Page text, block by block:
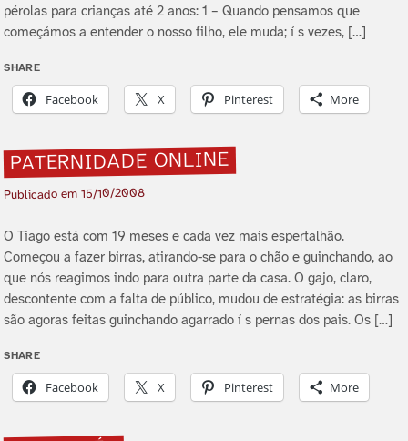
pérolas para crianças até 2 anos: 1 – Quando pensamos que
começámos a entender o nosso filho, ele muda; í s vezes, […]
SHARE
Facebook X Pinterest More
PATERNIDADE ONLINE
Publicado em15/10/2008
O Tiago está com 19 meses e cada vez mais espertalhão.
Começou a fazer birras, atirando-se para o chão e guinchando, ao
que nós reagimos indo para outra parte da casa. O gajo, claro,
descontente com a falta de público, mudou de estratégia: as birras
são agoras feitas guinchando agarrado í s pernas dos pais. Os […]
SHARE
Facebook X Pinterest More